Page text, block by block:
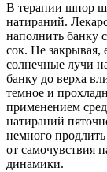
В терапии шпор
натираний.
наполнить банку
сок. Не закрывая,
солнечные лучи
банку до верха
темное и
применением
натираний
немного
от самочувствия
динамики.